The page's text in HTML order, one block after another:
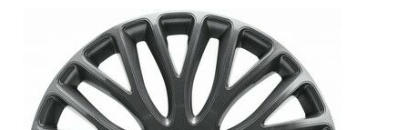
Zimné pneumatiky
Osobné/crossover + malé úžitkové
SUV/crossover + OFFRoad-ové